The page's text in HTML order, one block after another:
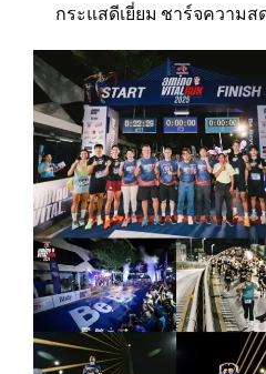
กระแสดีเยี่ยม ชาร์จความ